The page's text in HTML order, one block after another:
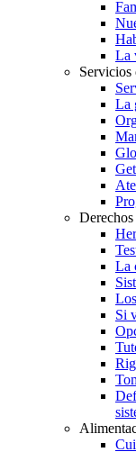
La
Servicios
La
Derechos
La
Si